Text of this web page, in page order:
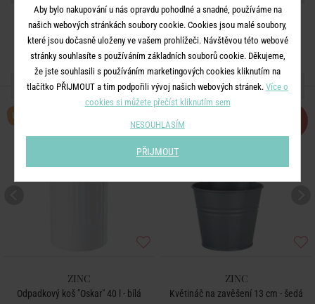
DALŠÍ PRODUKTY ZE SÉRIE
BESTSELLER
ZINC
Odpadkový koš "Oskar" 40 l - bílá
ZINC
Květináč na zavěšení 13 cm - šedá
Aby bylo nakupování u nás opravdu pohodlné a snadné, používáme na
našich webových stránkách soubory cookie. Cookies jsou malé soubory,
které jsou dočasně uloženy ve vašem prohlížeči. Návštěvou této webové
stránky souhlasíte s používáním základních souborů cookie. Děkujeme,
že jste souhlasili s používáním marketingových cookies kliknutím na
tlačítko PŘIJMOUT a tím podpořili vývoj našich webových stránek. Více o
cookies si můžete přečíst kliknutím sem
NESOUHLASÍM
PŘIJMOUT